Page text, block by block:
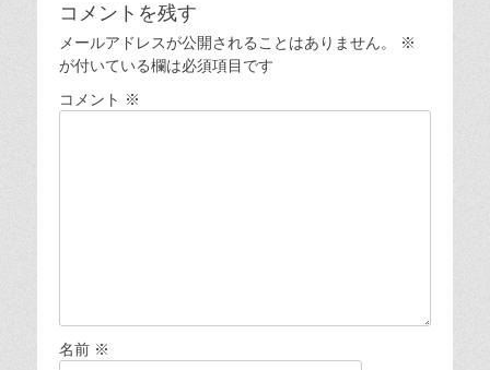
ゲ
ー
ョ
コメントを残す
メールアドレスが公開されることはありません。
※
が付いている欄は必須項目です
コメント ※
名前 ※